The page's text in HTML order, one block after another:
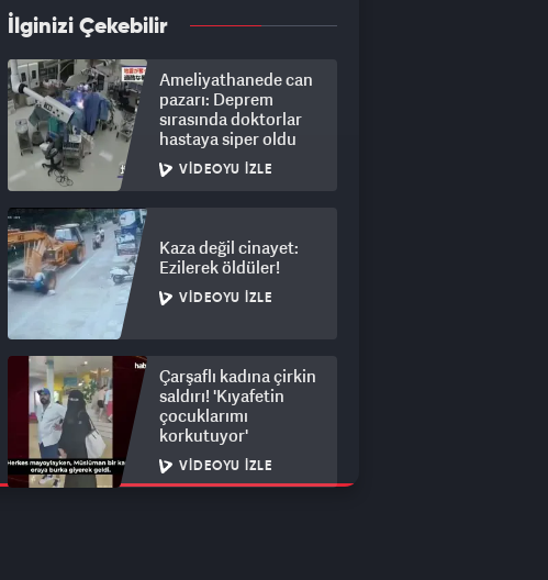
İlginizi Çekebilir
Ameliyathanede can
pazarı: Deprem
sırasında doktorlar
hastaya siper oldu
VIDEOYU İZLE
Kaza değil cinayet:
Ezilerek öldüler!
VIDEOYU İZLE
Çarşaflı kadına çirkin
saldırı! 'Kıyafetin
çocuklarımı
korkutuyor'
VIDEOYU İZLE